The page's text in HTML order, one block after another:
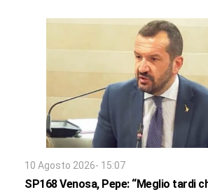
10 Agosto 2026- 15:07
SP168 Venosa, Pepe: “Meglio tardi